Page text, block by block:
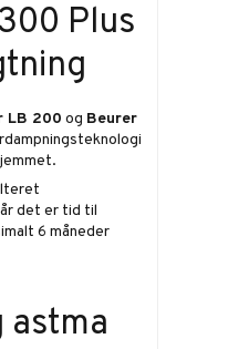
Plus
LB 200 og Beurer
det er tid til
6 måneder